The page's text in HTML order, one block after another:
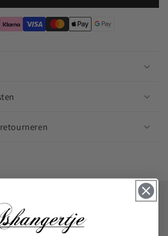
van echte klanten